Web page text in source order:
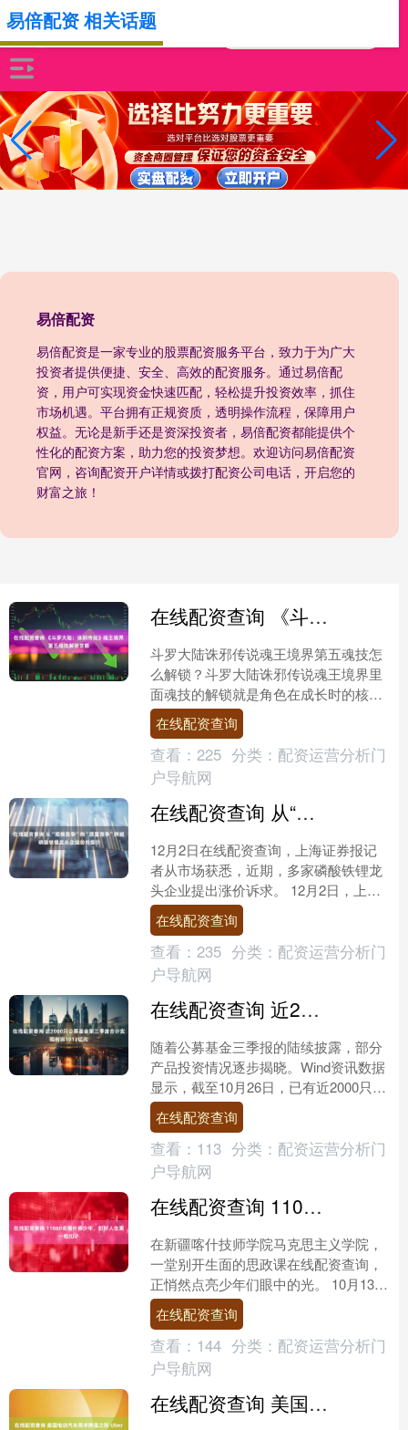
易倍配资
易倍配资是一家专业的股票配资服务平台，致力于为广大
投资者提供便捷、安全、高效的配资服务。通过易倍配
资，用户可实现资金快速匹配，轻松提升投资效率，抓住
市场机遇。平台拥有正规资质，透明操作流程，保障用户
权益。无论是新手还是资深投资者，易倍配资都能提供个
性化的配资方案，助力您的投资梦想。欢迎访问易倍配资
官网，咨询配资开户详情或拨打配资公司电话，开启您的
财富之旅！
易倍配资 相关话题
在线配资查询 《斗罗大陆：诛邪传说》魂王境界第五魂技解锁攻略
斗罗大陆诛邪传说魂王境界第五魂技怎
么解锁？斗罗大陆诛邪传说魂王境界里
面魂技的解锁就是角色在成长时的核
心，而其中比较关键的就是第五魂技。
玩家一旦在解锁之后，角色的....
在线配资查询
查看： 225 分类： 配资运营分析门
户导航网
在线配资查询 从“规模竞争”向“质量竞争”跨越 磷酸铁锂龙头企业纷纷提价
12月2日在线配资查询，上海证券报记
者从市场获悉，近期，多家磷酸铁锂龙
头企业提出涨价诉求。 12月2日，上海
证券报记者从市场获悉，近期，多家磷
酸铁锂龙头企业提出....
在线配资查询
查看： 235 分类： 配资运营分析门
户导航网
在线配资查询 近2000只公募基金第三季度合计实现利润1013亿元
随着公募基金三季报的陆续披露，部分
产品投资情况逐步揭晓。Wind资讯数据
显示，截至10月26日，已有近2000只公
募基金披露三季报在线配资查询，第三
季度合计实现....
在线配资查询
查看： 113 分类： 配资运营分析门
户导航网
在线配资查询 11080名喀什青少年，扣好人生第一粒扣子
在新疆喀什技师学院马克思主义学院，
一堂别开生面的思政课在线配资查询，
正悄然点亮少年们眼中的光。 10月13日
上午，作家茅盾的散文《风景谈》成为
课堂的引子。沙漠驼....
在线配资查询
查看： 144 分类： 配资运营分析门
户导航网
在线配资查询 美国电动汽车需求降温之际 Uber宣布向司机补贴4000美元换新电车